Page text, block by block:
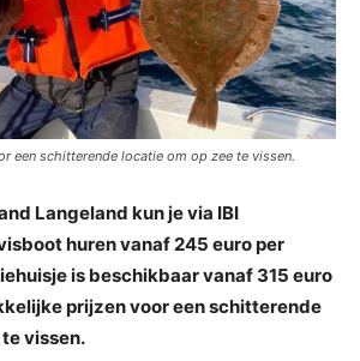
een schitterende locatie om op zee te vissen.
Langeland kun je via IBI
huren vanaf 245 euro per
is beschikbaar vanaf 315 euro
prijzen voor een schitterende
vissen.